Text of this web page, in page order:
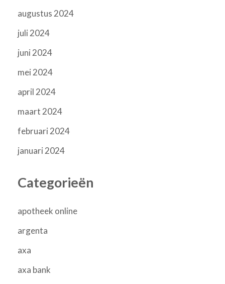
augustus 2024
juli 2024
juni 2024
mei 2024
april 2024
maart 2024
februari 2024
januari 2024
Categorieën
apotheek online
argenta
axa
axa bank